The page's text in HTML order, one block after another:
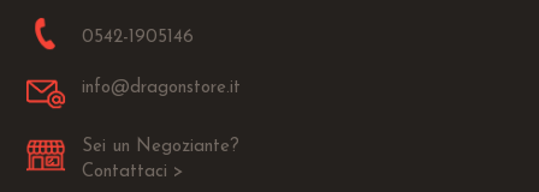
0542-1905146
info@dragonstore.it
Sei un Negoziante?
Contattaci >